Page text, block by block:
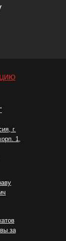
г.
1,
за